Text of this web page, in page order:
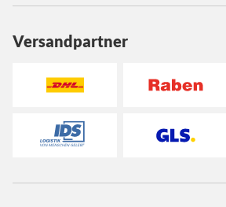
Versandpartner